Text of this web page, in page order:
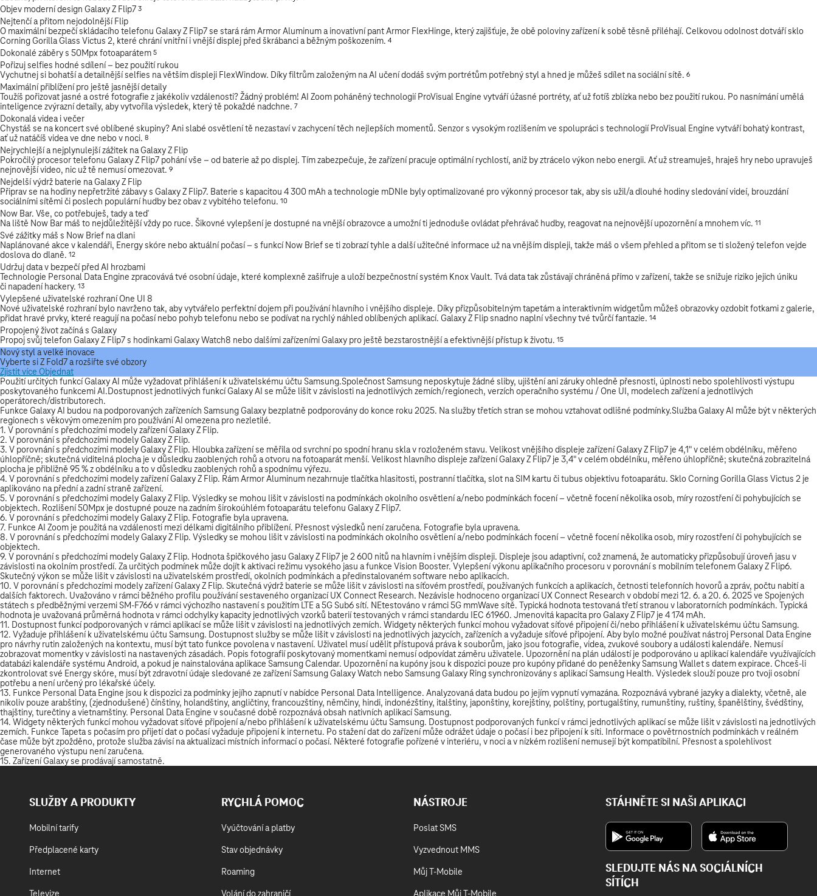
SLUŽBY A PRODUKTY
Mobilní tarify
Předplacené karty
Internet
Televize
RYCHLÁ POMOC
Vyúčtování a platby
Stav objednávky
Roaming
Volání do zahraničí
NÁSTROJE
Poslat SMS
Vyzvednout MMS
Můj T-Mobile
Aplikace Můj T-Mobile
STÁHNĚTE SI NAŠI APLIKACI
SLEDUJTE NÁS NA SOCIÁLNÍCH
SÍTÍCH